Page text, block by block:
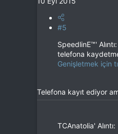
#5
SpeedlinE™' Alıntı:
telefona
Genişletmek için
Telefona kayıt ediyor
TCAnatolia' Alıntı: